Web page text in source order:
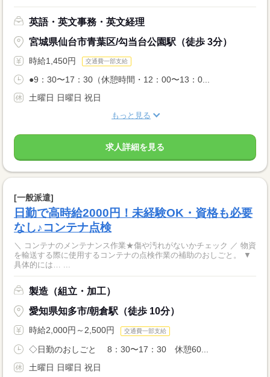
英語・英文事務・英文経理
宮城県仙台市青葉区/勾当台公園駅（徒歩 3分）
時給1,450円 交通費一部支給
●9：30〜17：30（休憩時間・12：00〜13：0...
土曜日 日曜日 祝日
もっと見る
求人詳細を見る
[一般派遣]
日勤で高時給2000円！未経験OK・資格も必要
なし♪コンテナ点検
＼ コンテナのメンテナンス作業★傷や汚れがないかチェック ／ 物資
を輸送する際に使用するコンテナの点検作業の補助のおしごと。 ▼
具体的には… ...
製造（組立・加工）
愛知県知多市/朝倉駅（徒歩 10分）
時給2,000円～2,500円 交通費一部支給
◇日勤のおしごと 8：30〜17：30 休憩60...
土曜日 日曜日 祝日